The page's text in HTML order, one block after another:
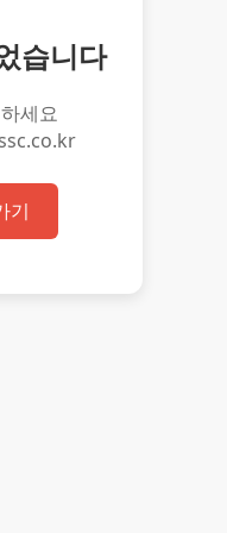
습니다
세요
기